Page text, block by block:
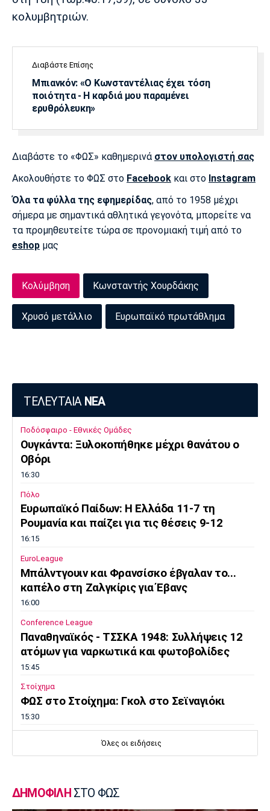
κολυμβητριών.
Διαβάστε Επίσης
Μπιανκόν: «Ο Κωνσταντέλιας έχει τόση
ποιότητα - Η καρδιά μου παραμένει
ερυθρόλευκη»
Διαβάστε το «ΦΩΣ» καθημερινά στον υπολογιστή σας
Ακολουθήστε το ΦΩΣ στο Facebook και στο Instagram
Όλα τα φύλλα της εφημερίδας, από το 1958 μέχρι
σήμερα με σημαντικά αθλητικά γεγονότα, μπορείτε να
τα προμηθευτείτε τώρα σε προνομιακή τιμή από το
eshop μας
Κολύμβηση Κωνσταντής Χουρδάκης
Χρυσό μετάλλιο Ευρωπαϊκό πρωτάθλημα
ΤΕΛΕΥΤΑΙΑ ΝΕΑ
Ποδόσφαιρο - Εθνικές Ομάδες
Ουγκάντα: Ξυλοκοπήθηκε μέχρι θανάτου ο
Οβόρι
16:30
Πόλο
Ευρωπαϊκό Παίδων: Η Ελλάδα 11-7 τη
Ρουμανία και παίζει για τις θέσεις 9-12
16:15
EuroLeague
Μπάλντγουιν και Φρανσίσκο έβγαλαν το...
καπέλο στη Ζαλγκίρις για Έβανς
16:00
Conference League
Παναθηναϊκός - ΤΣΣΚΑ 1948: Συλλήψεις 12
ατόμων για ναρκωτικά και φωτοβολίδες
15:45
Στοίχημα
ΦΩΣ στο Στοίχημα: Γκολ στο Σεϊναγιόκι
15:30
Ανοιχτή Θάλασσα: Εξαιρετική εμφάνιση και
Μπάσκετ Ελλάδα
Όλες οι ειδήσεις
ΔΗΜΟΦΙΛΗ ΣΤΟ ΦΩΣ